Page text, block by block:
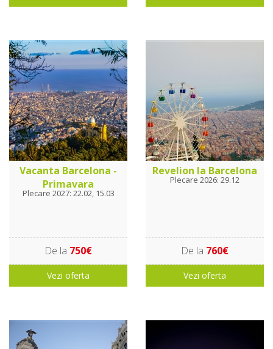
Vacanta Barcelona -
Primavara
Plecare 2027: 22.02, 15.03
De la 750€
Vezi oferta
Revelion la Barcelona
Plecare 2026: 29.12
De la 760€
Vezi oferta